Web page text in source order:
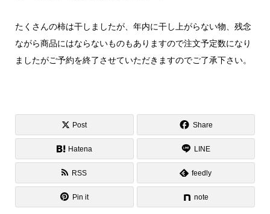
たくさんの柿は干しましたが、年内に干し上がらない物、残念
ながら商品にはならないものもありますので注文予定数になり
ましたがご予約を終了させていただきますのでご了承下さい。
Post Share
Hatena LINE
RSS feedly
Pin it note